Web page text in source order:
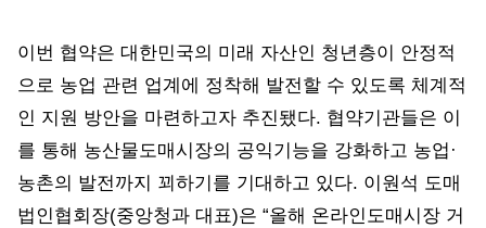
이번 협약은 대한민국의 미래 자산인 청년층이 안정적
으로 농업 관련 업계에 정착해 발전할 수 있도록 체계적
인 지원 방안을 마련하고자 추진됐다. 협약기관들은 이
를 통해 농산물도매시장의 공익기능을 강화하고 농업·
농촌의 발전까지 꾀하기를 기대하고 있다. 이원석 도매
법인협회장(중앙청과 대표)은 “올해 온라인도매시장 거